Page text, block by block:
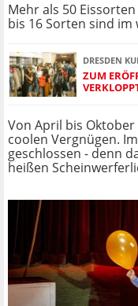
Mehr als 50
bis 16 Sorten sind im
DRESDEN
ZUM
Von April bis
coolen Vergnügen.
geschlossen - denn
heißen